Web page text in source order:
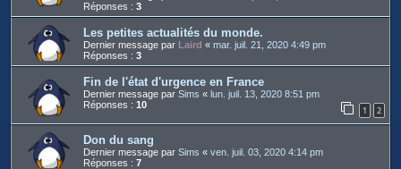
Réponses : 3
Les petites actualités du monde.
Dernier message par Laird « mar. juil. 21, 2020 4:49 pm
Réponses : 3
Fin de l'état d'urgence en France
Dernier message par Sims « lun. juil. 13, 2020 8:51 pm
Réponses : 10 1 2
Don du sang
Dernier message par Sims « ven. juil. 03, 2020 4:14 pm
Réponses : 7